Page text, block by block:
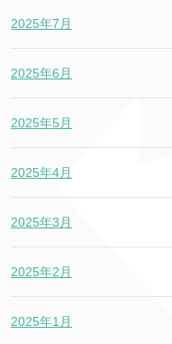
2025年7月
2025年6月
2025年5月
2025年4月
2025年3月
2025年2月
2025年1月